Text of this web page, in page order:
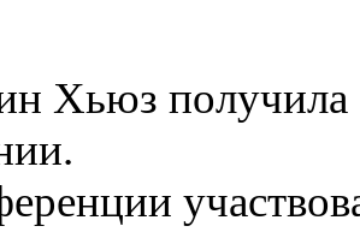
Хьюз получила